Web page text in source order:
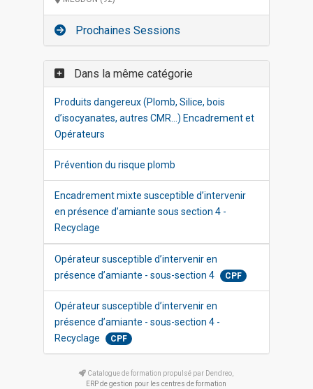
Prochaines Sessions
Dans la même catégorie
Produits dangereux (Plomb, Silice, bois
d’isocyanates, autres CMR…) Encadrement et
Opérateurs
Prévention du risque plomb
Encadrement mixte susceptible d’intervenir
en présence d’amiante sous section 4 -
Recyclage
Opérateur susceptible d’intervenir en
présence d’amiante - sous-section 4
CPF
Opérateur susceptible d’intervenir en
présence d’amiante - sous-section 4 -
Recyclage
CPF
Catalogue de formation propulsé par Dendreo,
ERP de gestion pour les centres de formation